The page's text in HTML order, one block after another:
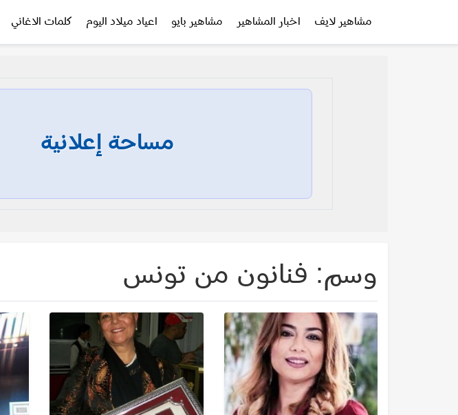
مشاهير لايف اخبار المشاهير مشاهير بايو اعياد ميلاد اليوم كلمات الاغاني
مساحة إعلانية
وسم: فنانون من تونس